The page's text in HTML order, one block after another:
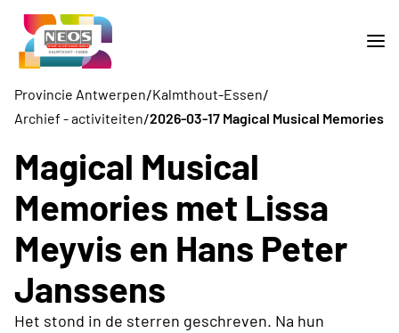
Provincie Antwerpen/Kalmthout-Essen/
Archief - activiteiten/2026-03-17 Magical Musical Memories
Magical Musical
Memories met Lissa
Meyvis en Hans Peter
Janssens
Het stond in de sterren geschreven. Na hun